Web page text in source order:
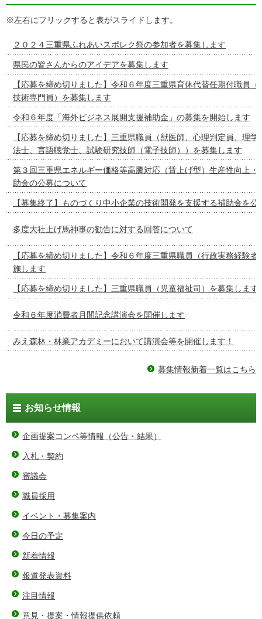
※左右にフリックすると表がスライドします。
２０２４三重県ふれあいスポレク祭の参加者を募集します
県民の皆さんからのアイデアを募集します
【応募を締め切りました】令和６年度三重県育休代替任期付職員
技術専門員）を募集します
令和６年度「海外ビジネス展開支援補助金」の募集を開始します
【応募を締め切りました】三重県職員（獣医師、心理判定員、理
法士、言語聴覚士、試験研究技師（電子技師））を募集します
第３回三重県エネルギー価格等高騰対応（賃上げ型）生産性向上・
助金の公募について
【募集終了】ものづくり中小企業の技術開発を支援する補助金を公
多度大社上げ馬神事の勧告に対する回答について
【応募を締め切りました】令和６年度三重県職員（行政実務経験
施します
【応募を締め切りました】三重県職員（児童福祉司）を募集します
令和６年度消費者月間記念講演会を開催します
みえ森林・林業アカデミーにおいて講演会等を開催します！
募集情報新着一覧はこちら
お知らせ情報
企画提案コンペ等情報（公告・結果）
入札・契約
審議会
職員採用
イベント・募集案内
今日の予定
新着情報
報道発表資料
注目情報
意見・提案・情報提供依頼